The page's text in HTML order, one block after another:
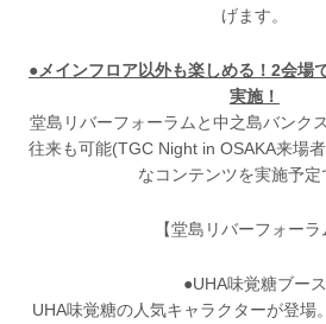
げます。
●メインフロア以外も楽しめる！2会場
実施！
堂島リバーフォーラムと中之島バンク
往来も可能(TGC Night in OSAKA来場
なコンテンツを実施予定
【堂島リバーフォーラ
●UHA味覚糖ブース
UHA味覚糖の人気キャラクターが登場